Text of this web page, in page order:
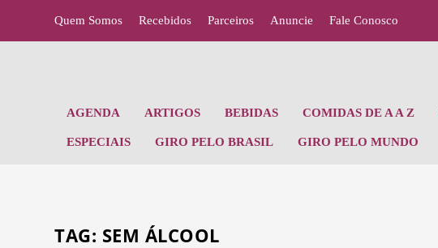
Quem Somos Recebidos Parceiros Anuncie Fale Conosco
AGENDA ARTIGOS BEBIDAS COMIDAS DE A A Z
ESPECIAIS GIRO PELO BRASIL GIRO PELO MUNDO
TAG: SEM ÁLCOOL